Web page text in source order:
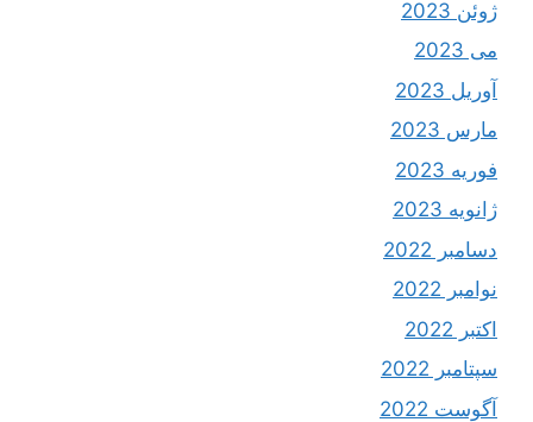
ژوئن 2023
می 2023
آوریل 2023
مارس 2023
فوریه 2023
ژانویه 2023
دسامبر 2022
نوامبر 2022
اکتبر 2022
سپتامبر 2022
آگوست 2022